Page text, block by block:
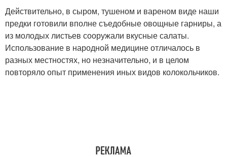
Действительно, в сыром, тушеном и вареном виде наши
предки готовили вполне съедобные овощные гарниры, а
из молодых листьев сооружали вкусные салаты.
Использование в народной медицине отличалось в
разных местностях, но незначительно, и в целом
повторяло опыт применения иных видов колокольчиков.